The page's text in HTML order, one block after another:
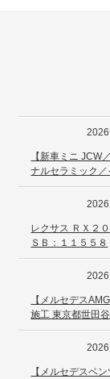
【新車ミニ
ナルセラミック
レクサス ＲＸ２
ＳＢ：１１５５８
【メルセデス
施工 東京都世田
【メルセデスベ